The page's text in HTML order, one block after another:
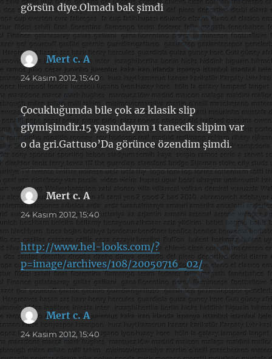
görsün diye.Olmadı bak şimdi
Mert c. Adedi
ki:
24 Kasım 2012, 15:40
Çocukluğumda bile çok az klasik slip
giymişimdir.15 yaşındayım 1 tanecik slipim var
o da gri.Gattuso’Da görünce özendim şimdi.
Mert c. A dedi
ki:
24 Kasım 2012, 15:40
http://www.hel-looks.com/?
p=image/archives/108/20050716_02/
Mert c. Adedi
ki:
24 Kasım 2012, 15:40